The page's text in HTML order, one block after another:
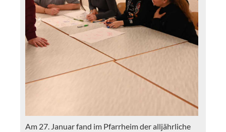
Am 27. Januar fand im Pfarrheim der alljährliche